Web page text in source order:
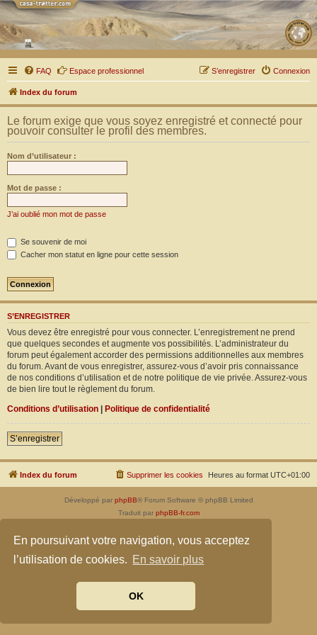
En poursuivant votre navigation, vous acceptez
l’utilisation de cookies. En savoir plus
OK
FAQ Espace professionnel Connexion
S’enregistrer
Index du forum
Le forum exige que vous soyez enregistré et connecté pour
pouvoir consulter le profil des membres.
Nom d’utilisateur :
Mot de passe :
J’ai oublié mon mot de passe
Se souvenir de moi
Cacher mon statut en ligne pour cette session
S’ENREGISTRER
Vous devez être enregistré pour vous connecter. L’enregistrement ne prend
que quelques secondes et augmente vos possibilités. L’administrateur du
forum peut également accorder des permissions additionnelles aux membres
du forum. Avant de vous enregistrer, assurez-vous d’avoir pris connaissance
de nos conditions d’utilisation et de notre politique de vie privée. Assurez-vous
de bien lire tout le règlement du forum.
Conditions d’utilisation | Politique de confidentialité
S’enregistrer
Index du forum Heures au format UTC+01:00
Supprimer les cookies
Développé par phpBB® Forum Software © phpBB Limited
Traduit par phpBB-fr.com